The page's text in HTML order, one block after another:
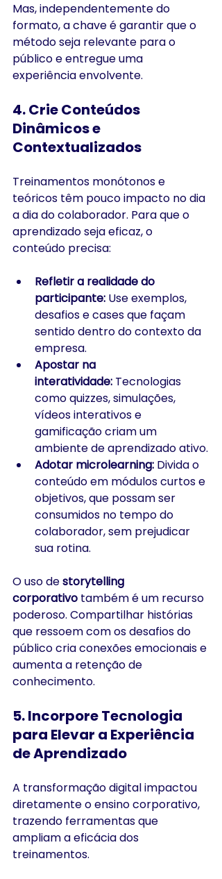
Mas, independentemente do
formato, a chave é garantir que o
método seja relevante para o
público e entregue uma
experiência envolvente.
4. Crie Conteúdos
Dinâmicos e
Contextualizados
Treinamentos monótonos e
teóricos têm pouco impacto no dia
a dia do colaborador. Para que o
aprendizado seja eficaz, o
conteúdo precisa:
Refletir a realidade do
participante: Use exemplos,
desafios e cases que façam
sentido dentro do contexto da
empresa.
Apostar na
interatividade: Tecnologias
como quizzes, simulações,
vídeos interativos e
gamificação criam um
ambiente de aprendizado ativo.
Adotar microlearning: Divida o
conteúdo em módulos curtos e
objetivos, que possam ser
consumidos no tempo do
colaborador, sem prejudicar
sua rotina.
O uso de storytelling
corporativo também é um recurso
poderoso. Compartilhar histórias
que ressoem com os desafios do
público cria conexões emocionais e
aumenta a retenção de
conhecimento.
5. Incorpore Tecnologia
para Elevar a Experiência
de Aprendizado
A transformação digital impactou
diretamente o ensino corporativo,
trazendo ferramentas que
ampliam a eficácia dos
treinamentos.